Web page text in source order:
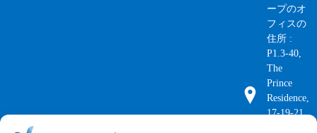
ープのオ
フィスの
住所 :
P1.3-40,
The
Prince
Residence,
17-19-21